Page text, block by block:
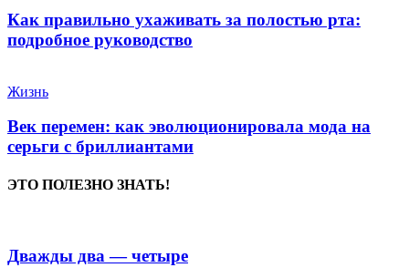
Как правильно ухаживать за полостью рта:
подробное руководство
Жизнь
Век перемен: как эволюционировала мода на
серьги с бриллиантами
ЭТО ПОЛЕЗНО ЗНАТЬ!
Дважды два — четыpе